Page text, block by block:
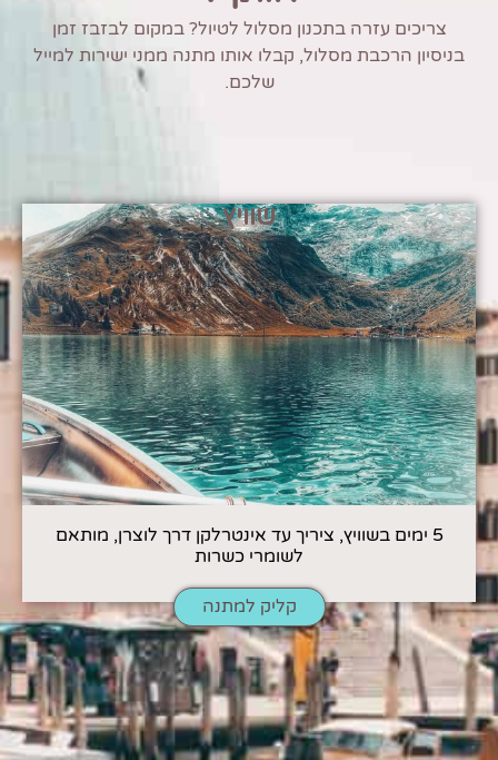
צריכים עזרה בתכנון מסלול לטיול? במקום לבזבז זמן
בניסיון הרכבת מסלול, קבלו אותו מתנה ממני ישירות למייל
שלכם.
שוויץ
5 ימים בשוויץ, ציריך עד אינטרלקן דרך לוצרן, מותאם
לשומרי כשרות
קליק למתנה